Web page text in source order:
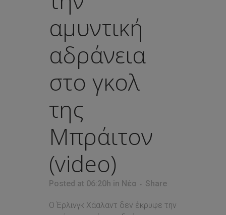
αμυντική
αδράνεια
στο γκολ
της
Μπράιτον
(video)
Posted at 06:20h in Νέα Share
Ο Έρλινγκ Χάαλαντ δεν έκρυψε την